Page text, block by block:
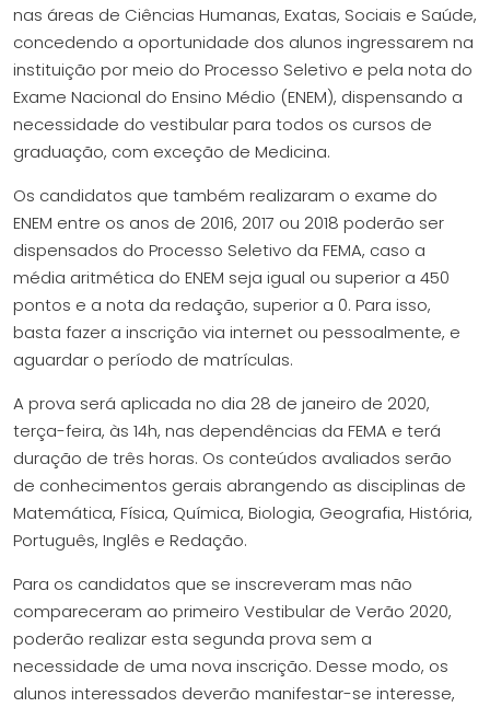
nas áreas de Ciências Humanas, Exatas, Sociais e Saúde,
concedendo a oportunidade dos alunos ingressarem na
instituição por meio do Processo Seletivo e pela nota do
Exame Nacional do Ensino Médio (ENEM), dispensando a
necessidade do vestibular para todos os cursos de
graduação, com exceção de Medicina.
Os candidatos que também realizaram o exame do
ENEM entre os anos de 2016, 2017 ou 2018 poderão ser
dispensados do Processo Seletivo da FEMA, caso a
média aritmética do ENEM seja igual ou superior a 450
pontos e a nota da redação, superior a 0. Para isso,
basta fazer a inscrição via internet ou pessoalmente, e
aguardar o período de matrículas.
A prova será aplicada no dia 28 de janeiro de 2020,
terça-feira, às 14h, nas dependências da FEMA e terá
duração de três horas. Os conteúdos avaliados serão
de conhecimentos gerais abrangendo as disciplinas de
Matemática, Física, Química, Biologia, Geografia, História,
Português, Inglês e Redação.
Para os candidatos que se inscreveram mas não
compareceram ao primeiro Vestibular de Verão 2020,
poderão realizar esta segunda prova sem a
necessidade de uma nova inscrição. Desse modo, os
alunos interessados deverão manifestar-se interesse,